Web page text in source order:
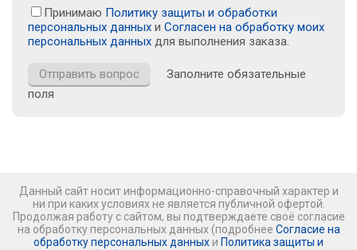
Принимаю Политику защиты и обработки
персональных данных и Согласен на обработку моих
персональных данных для выполнения заказа.
Заполните обязательные
поля
Данный сайт носит информационно-справочный характер и
ни при каких условиях не является публичной офертой.
Продолжая работу с сайтом, вы подтверждаете своё согласие
на обработку персональных данных (подробнее Согласие на
обработку персональных данных и Политика защиты и